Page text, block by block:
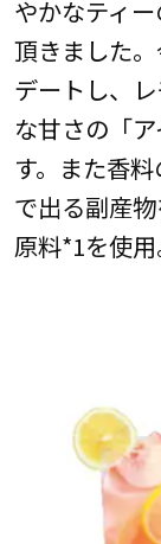
やかなティ
頂きました
デートし、
な甘さの「
す。また香
で出る副産
原料*1を使用